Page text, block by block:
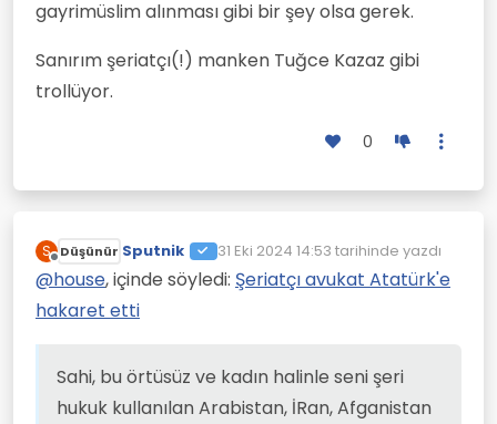
gayrimüslim alınması gibi bir şey olsa gerek.
Sanırım şeriatçı(!) manken Tuğce Kazaz gibi
trollüyor.
0
S
Çevrimdışı
Düşünür Sputnik 31 Eki 2024 14:53 tarihinde yazdı
Son düzenleyen:
@house, içinde söyledi: Şeriatçı avukat Atatürk'e
hakaret etti
Sahi, bu örtüsüz ve kadın halinle seni şeri
hukuk kullanılan Arabistan, İRan, Afganistan